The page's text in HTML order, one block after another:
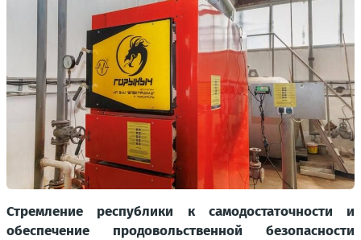
Стремление республики к самодостаточности и
обеспечение продовольственной безопасности